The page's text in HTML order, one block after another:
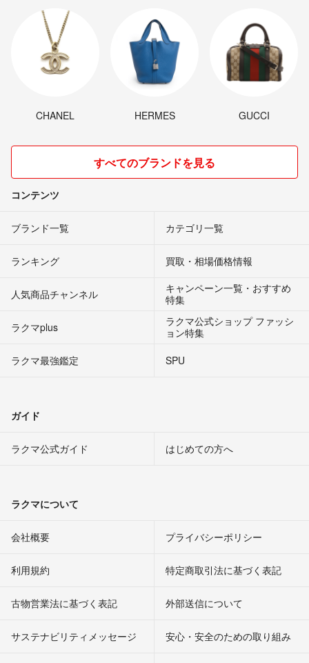
CHANEL HERMES GUCCI
すべてのブランドを見る
コンテンツ
ブランド一覧 カテゴリ一覧
ランキング 買取・相場価格情報
人気商品チャンネル
キャンペーン一覧・おすすめ
特集
ラクマplus
ラクマ公式ショップ ファッシ
ョン特集
ラクマ最強鑑定
SPU
ガイド
ラクマ公式ガイド はじめての方へ
ラクマについて
会社概要 プライバシーポリシー
利用規約 特定商取引法に基づく表記
古物営業法に基づく表記 外部送信について
サステナビリティメッセージ 安心・安全のための取り組み